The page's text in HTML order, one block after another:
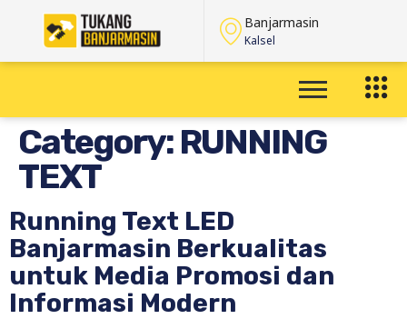
Banjarmasin
Kalsel
Category:RUNNING
TEXT
Running Text LED
Banjarmasin Berkualitas
untuk Media Promosi dan
Informasi Modern